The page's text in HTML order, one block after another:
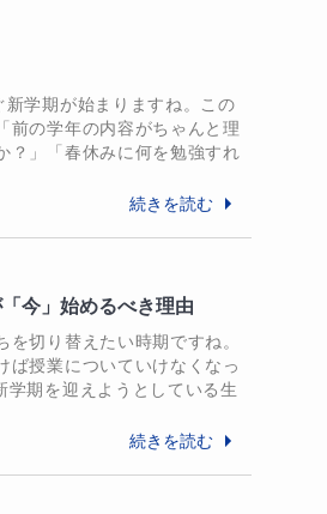
んか？
ましょう。
提案いたします。
学期が始まりますね。この
前の学年の内容がちゃんと理
？」「春休みに何を勉強すれ
続きを読む
今」始めるべき理由
切り替えたい時期ですね。
ば授業についていけなくなっ
期を迎えようとしている生
続きを読む